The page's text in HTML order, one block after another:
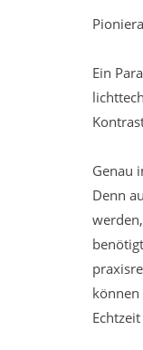
Ein
Genau
Denn
können